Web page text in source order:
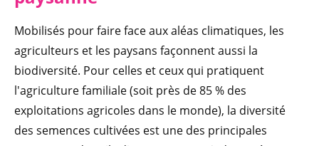
Mobilisés pour faire face aux aléas climatiques, les
agriculteurs et les paysans façonnent aussi la
biodiversité. Pour celles et ceux qui pratiquent
l'agriculture familiale (soit près de 85 % des
exploitations agricoles dans le monde), la diversité
des semences cultivées est une des principales